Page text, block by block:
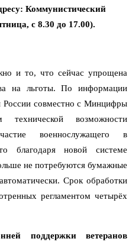
Коммунистический
с 8.30 до 17.00).
и то, что сейчас упрощена
на льготы. По информации
России совместно с Минцифры
технической возможности
военнослужащего в
благодаря новой системе
не потребуются бумажные
Срок обработки
регламентом четырёх
поддержки ветеранов